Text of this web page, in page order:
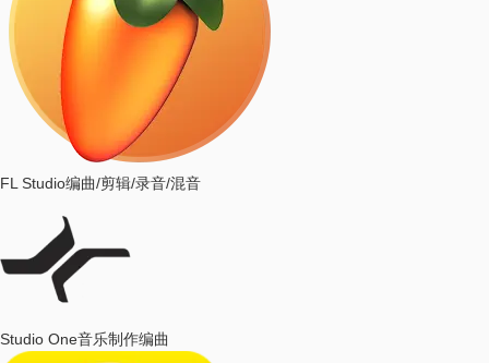
FL Studio编曲/剪辑/录音/混音
Studio One音乐制作编曲